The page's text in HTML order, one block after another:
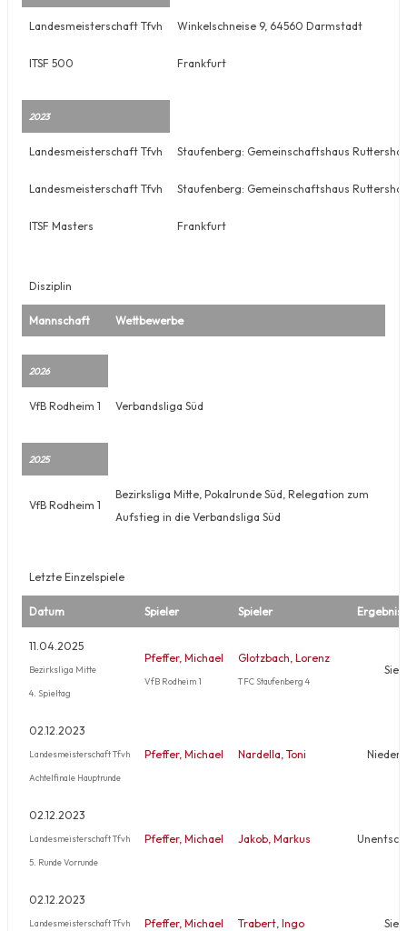
Landesmeisterschaft Tfvh Winkelschneise 9, 64560 Darmstadt
ITSF 500 Frankfurt
2023
Landesmeisterschaft Tfvh Staufenberg: Gemeinschaftshaus
Landesmeisterschaft Tfvh Staufenberg: Gemeinschaftshaus
ITSF Masters Frankfurt
Disziplin
Mannschaft Wettbewerbe
2026
VfB Rodheim 1 Verbandsliga Süd
2025
VfB Rodheim 1
Bezirksliga Mitte, Pokalrunde Süd, Relegation zum
Aufstieg in die Verbandsliga Süd
Letzte Einzelspiele
Datum Spieler Spieler Ergebnis
11.04.2025
Bezirksliga Mitte
4. Spieltag
Pfeffer, Michael
VfB Rodheim 1
Glotzbach, Lorenz
TFC Staufenberg 4
Sieg
02.12.2023
Landesmeisterschaft Tfvh
Achtelfinale Hauptrunde
Pfeffer, Michael Nardella, Toni
02.12.2023
Landesmeisterschaft Tfvh
5. Runde Vorrunde
Pfeffer, Michael Jakob, Markus
02.12.2023
Landesmeisterschaft Tfvh Pfeffer, Michael Trabert, Ingo Sieg